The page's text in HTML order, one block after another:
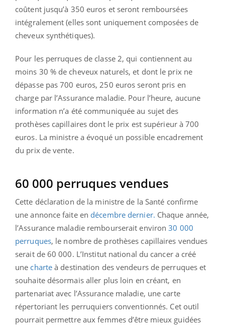
coûtent jusqu’à 350 euros et seront remboursées
intégralement (elles sont uniquement composées de
cheveux synthétiques).
Pour les perruques de classe 2, qui contiennent au
moins 30 % de cheveux naturels, et dont le prix ne
dépasse pas 700 euros, 250 euros seront pris en
charge par l’Assurance maladie. Pour l’heure, aucune
information n’a été communiquée au sujet des
prothèses capillaires dont le prix est supérieur à 700
euros. La ministre a évoqué un possible encadrement
du prix de vente.
60 000 perruques vendues
Cette déclaration de la ministre de la Santé confirme
une annonce faite en décembre dernier. Chaque année,
l’Assurance maladie rembourserait environ30 000
perruques, le nombre de prothèses capillaires vendues
serait de 60 000. L’Institut national du cancer a créé
une charte à destination des vendeurs de perruques et
souhaite désormais aller plus loin en créant, en
partenariat avec l’Assurance maladie, une carte
répertoriant les perruquiers conventionnés. Cet outil
pourrait permettre aux femmes d’être mieux guidées